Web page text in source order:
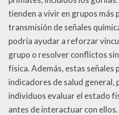
tienden a vivir en grupos más
transmisión de señales
podría ayudar a reforzar
grupo o resolver conflictos
física. Además, estas señales
indicadores de salud
individuos evaluar el estado
antes de interactuar con ellos.